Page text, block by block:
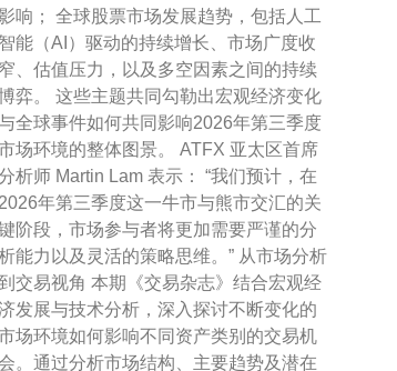
影响； 全球股票市场发展趋势，包括人工
智能（AI）驱动的持续增长、市场广度收
窄、估值压力，以及多空因素之间的持续
弈。 这些主题共同勾勒出宏观经济变化
全球事件如何共同影响2026年第三季度
场环境的整体图景。 ATFX 亚太区首席
析师 Martin Lam 表示： “我们预计，在
2026年第三季度这一牛市与熊市交汇的关
阶段，市场参与者将更加需要严谨的分
能力以及灵活的策略思维。” 从市场分析
交易视角 本期《交易杂志》结合宏观经
发展与技术分析，深入探讨不断变化的
场环境如何影响不同资产类别的交易机
。通过分析市场结构、主要趋势及潜在